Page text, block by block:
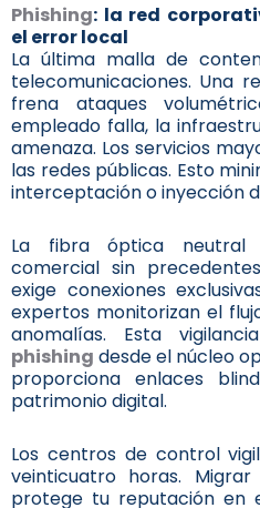
Phishing: la red
el error local
La última malla de
telecomunicaciones. Una
frena ataques
empleado falla, la
amenaza. Los servicios
las redes públicas. Esto
interceptación o inyección
La fibra óptica neutral
comercial sin
exige conexiones
expertos monitorizan el
anomalías. Esta
phishing desde el núcleo
proporciona enlaces
patrimonio digital.
Los centros de control
veinticuatro horas.
protege tu reputación en